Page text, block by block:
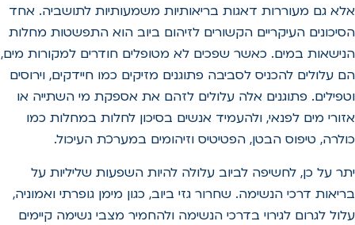
אלא גם מעוררות דאגות בריאותיות משמעותיות לתושביה. אחד
הסיכונים העיקריים הקשורים לזיהום ביוב הוא התפשטות מחלות
הנישאות במים. כאשר שפכים לא מטופלים חודרים למקורות מים,
הם עלולים להכניס לסביבה פתוגנים מזיקים כמו חיידקים, וירוסים
וטפילים. פתוגנים אלה עלולים לזהם את אספקת מי השתייה או
אזורי מים לפנאי, ולהעמיד אנשים בסיכון לחלות במחלות כמו
כולרה, טיפוס הבטן, הפטיטיס וזיהומים במערכת העיכול.
יתר על כן, לחשיפה לביוב עלולה להיות השפעות שליליות על
בריאות דרכי הנשימה. שחרור גזי ביוב, כגון מימן גופרתי ואמוניה,
עלול לגרום לגירוי בדרכי הנשימה ולהחמיר מצבי נשימה קיימים